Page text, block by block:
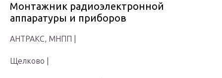
Монтажник радиоэлектронной
аппаратуры и приборов
АНТРАКС, МНПП |
Щелково |